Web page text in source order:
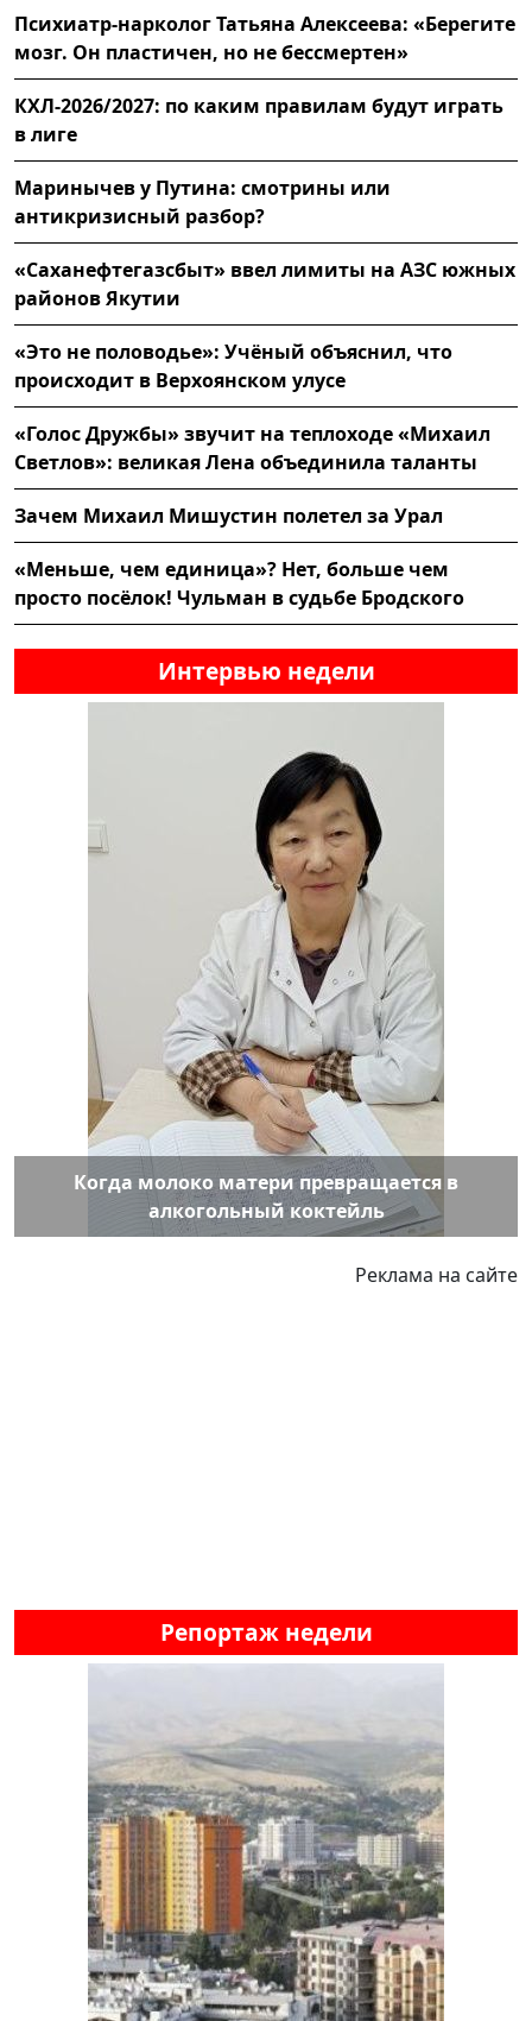
Психиатр-нарколог Татьяна Алексеева: «Берегите
мозг. Он пластичен, но не бессмертен»
КХЛ-2026/2027: по каким правилам будут играть
в лиге
Маринычев у Путина: смотрины или
антикризисный разбор?
«Саханефтегазсбыт» ввел лимиты на АЗС южных
районов Якутии
«Это не половодье»: Учёный объяснил, что
происходит в Верхоянском улусе
«Голос Дружбы» звучит на теплоходе «Михаил
Светлов»: великая Лена объединила таланты
Зачем Михаил Мишустин полетел за Урал
«Меньше, чем единица»? Нет, больше чем
просто посёлок! Чульман в судьбе Бродского
Интервью недели
Когда молоко матери превращается в
алкогольный коктейль
Реклама на сайте
Репортаж недели